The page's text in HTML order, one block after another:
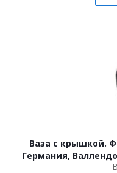
Ваза с крышкой.
Германия,